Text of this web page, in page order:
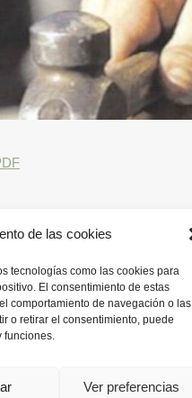
de las cookies
tecnologías como las cookies para
El consentimiento de estas
comportamiento de navegación o las
o retirar el consentimiento, puede
funciones.
Ver preferencias